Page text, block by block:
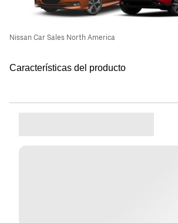
Nissan Car Sales North America
Características del producto